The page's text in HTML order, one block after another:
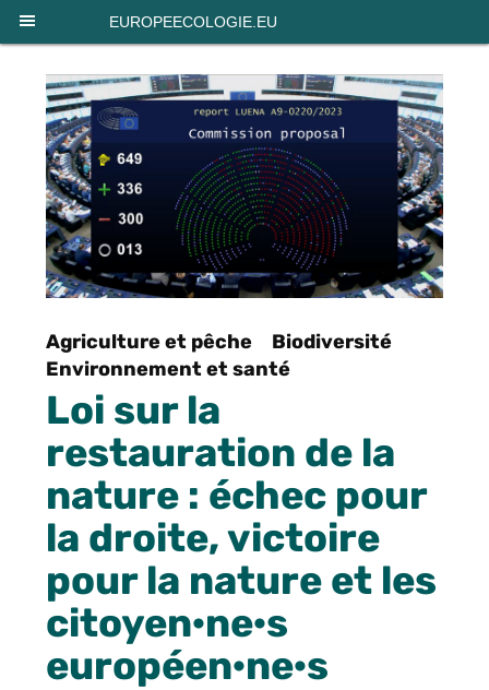
EUROPEECOLOGIE.EU
Agriculture et pêche
Biodiversité
Environnement et santé
Loi sur la
restauration de la
nature : échec pour
la droite, victoire
pour la nature et les
citoyen·ne·s
européen·ne·s